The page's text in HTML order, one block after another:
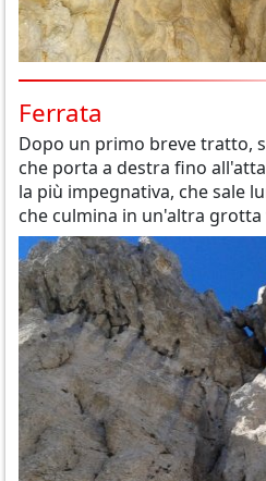
Ferrata
Dopo un primo breve tratto,
che porta a destra fino
la più impegnativa, che sale
che culmina in un'altra